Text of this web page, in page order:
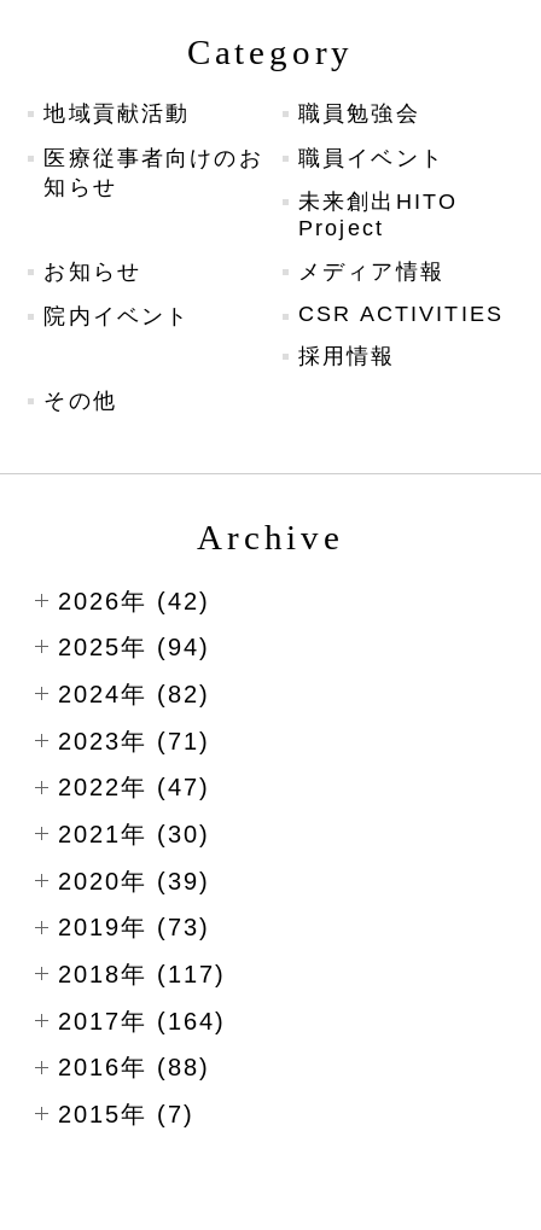
Category
地域貢献活動
職員勉強会
医療従事者向けのお
知らせ
職員イベント
未来創出HITO
Project
お知らせ
メディア情報
院内イベント
CSR ACTIVITIES
採用情報
その他
Archive
2026年 (42)
2025年 (94)
2024年 (82)
2023年 (71)
2022年 (47)
2021年 (30)
2020年 (39)
2019年 (73)
2018年 (117)
2017年 (164)
2016年 (88)
2015年 (7)